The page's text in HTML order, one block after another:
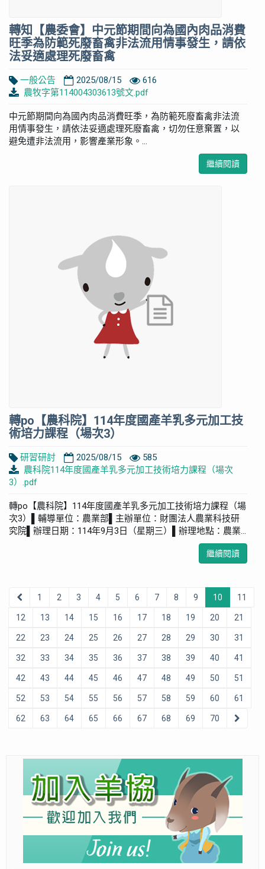
轉知【農委會】中元節期間向為國內肉品消費
旺季為防範死廢畜禽非法流用情事發生，請依
法妥適處理死廢畜禽
一般公告 2025/08/15
616
農牧字第114004303613號文.pdf
中元節期間向為國內肉品消費旺季，為防範死廢畜禽非法流
用情事發生，請依法妥適處理死廢畜禽，切勿任意棄置，以
避免遭非法流用，影響產業形象。...
繼續閱讀
轉po【農科院】114年度國產羊乳多元加工技
術培力課程（場次3）
研習研討 2025/08/15
585
農科院114年度國產羊乳多元加工技術培力課程（場次
3）.pdf
轉po【農科院】114年度國產羊乳多元加工技術培力課程（場
次3）▌輔導單位：農業部▌主辦單位：財團法人農業科技研
究院▌辦理日期：114年9月3日（星期三）▌辦理地點：農業...
繼續閱讀
1 2 3 4 5 6 7 8 9 10 11
12 13 14 15 16 17 18 19 20 21
22 23 24 25 26 27 28 29 30 31
32 33 34 35 36 37 38 39 40 41
42 43 44 45 46 47 48 49 50 51
52 53 54 55 56 57 58 59 60 61
62 63 64 65 66 67 68 69 70